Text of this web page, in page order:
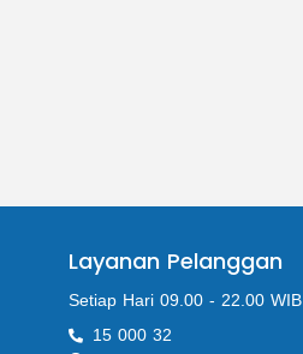
Layanan Pelanggan
Setiap Hari 09.00 - 22.00 WIB
15 000 32